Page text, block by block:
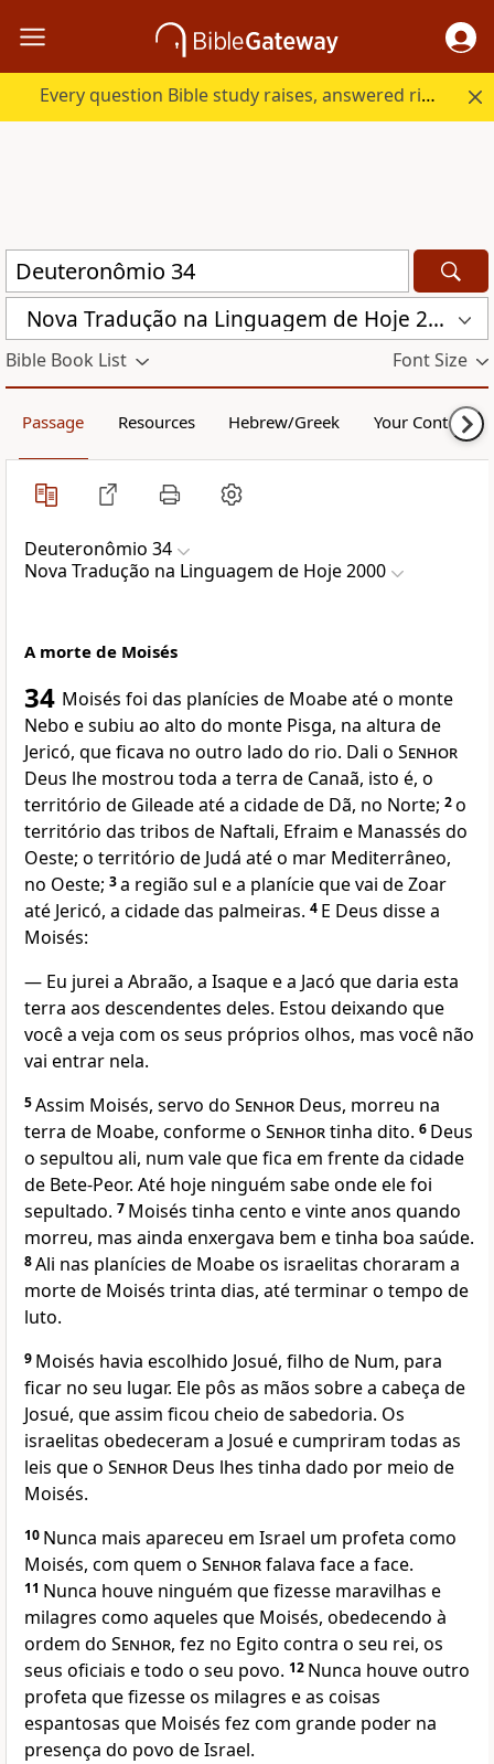
Every question Bible study raises, answered right here.
Nova Traduҫão na Linguagem de Hoje 2000 (NTLH)
Bible Book List Font Size
Passage Resources Hebrew/Greek Your Content
Deuteronômio 34
Nova Traduҫão na Linguagem de Hoje 2000
A morte de Moisés
34 Moisés foi das planícies de Moabe até o monte
Nebo e subiu ao alto do monte Pisga, na altura de
Jericó, que ficava no outro lado do rio. Dali o Senhor
Deus lhe mostrou toda a terra de Canaã, isto é, o
território de Gileade até a cidade de Dã, no Norte; 2o
território das tribos de Naftali, Efraim e Manassés do
Oeste; o território de Judá até o mar Mediterrâneo,
no Oeste; 3a região sul e a planície que vai de Zoar
até Jericó, a cidade das palmeiras. 4 E Deus disse a
Moisés:
— Eu jurei a Abraão, a Isaque e a Jacó que daria esta
terra aos descendentes deles. Estou deixando que
você a veja com os seus próprios olhos, mas você não
vai entrar nela.
5Assim Moisés, servo do Senhor Deus, morreu na
terra de Moabe, conforme o Senhortinha dito. 6 Deus
o sepultou ali, num vale que fica em frente da cidade
de Bete-Peor. Até hoje ninguém sabe onde ele foi
sepultado. 7 Moisés tinha cento e vinte anos quando
morreu, mas ainda enxergava bem e tinha boa saúde.
8Ali nas planícies de Moabe os israelitas choraram a
morte de Moisés trinta dias, até terminar o tempo de
luto.
9 Moisés havia escolhido Josué, filho de Num, para
ficar no seu lugar. Ele pôs as mãos sobre a cabeça de
Josué, que assim ficou cheio de sabedoria. Os
israelitas obedeceram a Josué e cumpriram todas as
leis que o Senhor Deus lhes tinha dado por meio de
Moisés.
10 Nunca mais apareceu em Israel um profeta como
Moisés, com quem o Senhorfalava face a face.
11 Nunca houve ninguém que fizesse maravilhas e
milagres como aqueles que Moisés, obedecendo à
ordem do Senhor, fez no Egito contra o seu rei, os
seus oficiais e todo o seu povo. 12 Nunca houve outro
profeta que fizesse os milagres e as coisas
espantosas que Moisés fez com grande poder na
presença do povo de Israel.